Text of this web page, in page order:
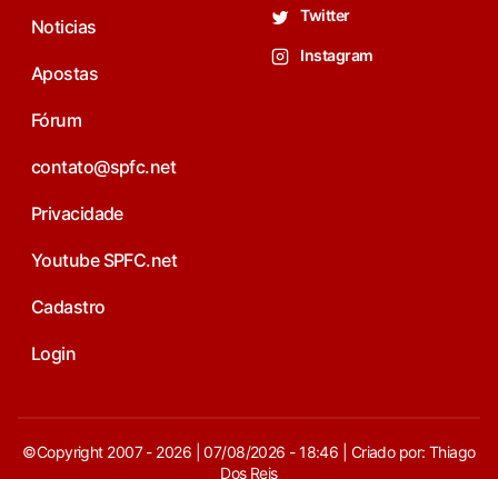
Noticias
Apostas
Fórum
contato@spfc.net
Privacidade
Youtube SPFC.net
Cadastro
Login
Twitter
Instagram
©Copyright 2007 - 2026 | 07/08/2026 - 18:46 | Criado por: Thiago
Dos Reis